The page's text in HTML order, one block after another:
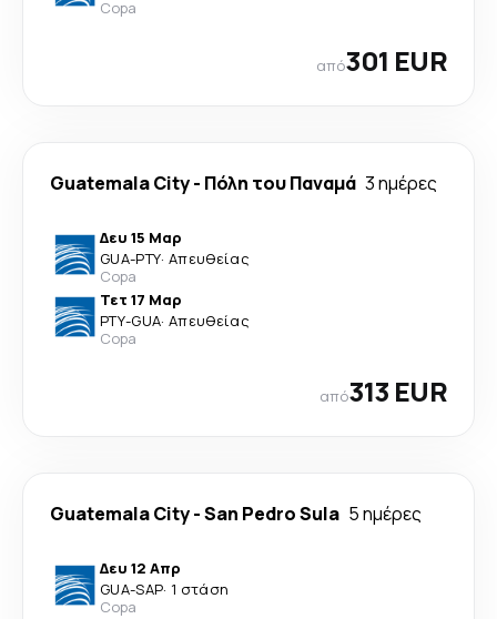
Copa
από301 EUR
Guatemala City- Πόλη του Παναμά 3 ημέρες
Δευ 15 Μαρ
GUA-PTY· Απευθείας
Copa
Τετ 17 Μαρ
PTY-GUA· Απευθείας
Copa
από313 EUR
Guatemala City-San Pedro Sula 5 ημέρες
Δευ 12 Απρ
GUA-SAP· 1 στάση
Copa